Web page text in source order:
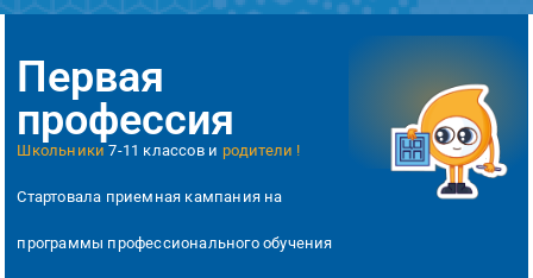
Первая
профессия
Школьники 7-11 классов и родители !
Стартовала приемная кампания на
программы профессионального обучения